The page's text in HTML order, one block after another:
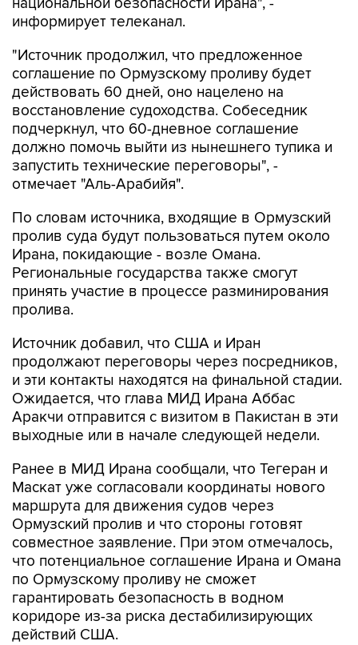
информирует телеканал.
"Источник продолжил, что предложенное
соглашение по Ормузскому проливу будет
действовать 60 дней, оно нацелено на
восстановление судоходства. Собеседник
подчеркнул, что 60-дневное соглашение
должно помочь выйти из нынешнего тупика и
запустить технические переговоры", -
отмечает "Аль-Арабийя".
По словам источника, входящие в Ормузский
пролив суда будут пользоваться путем около
Ирана, покидающие - возле Омана.
Региональные государства также смогут
принять участие в процессе разминирования
пролива.
Источник добавил, что США и Иран
продолжают переговоры через посредников,
и эти контакты находятся на финальной стадии.
Ожидается, что глава МИД Ирана Аббас
Аракчи отправится с визитом в Пакистан в эти
выходные или в начале следующей недели.
Ранее в МИД Ирана сообщали, что Тегеран и
Маскат уже согласовали координаты нового
маршрута для движения судов через
Ормузский пролив и что стороны готовят
совместное заявление. При этом отмечалось,
что потенциальное соглашение Ирана и Омана
по Ормузскому проливу не сможет
гарантировать безопасность в водном
коридоре из-за риска дестабилизирующих
действий США.